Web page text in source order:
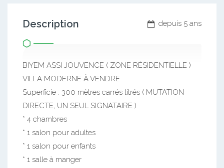
depuis 5 ans
Description
BIYEM ASSI JOUVENCE ( ZONE RÉSIDENTIELLE )
VILLA MODERNE À VENDRE
Superficie : 300 mètres carrés titrés ( MUTATION
DIRECTE, UN SEUL SIGNATAIRE )
* 4 chambres
* 1 salon pour adultes
* 1 salon pour enfants
* 1 salle à manger